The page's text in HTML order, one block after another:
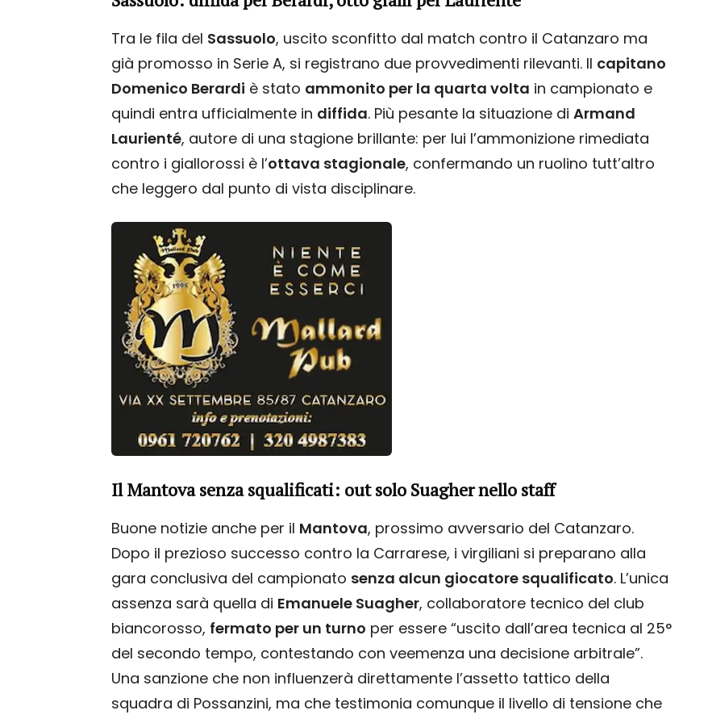
Tra le fila del Sassuolo, uscito sconfitto dal match contro il Catanzaro ma
già promosso in Serie A, si registrano due provvedimenti rilevanti. Il capitano
Domenico Berardi è stato ammonito per la quarta volta in campionato e
quindi entra ufficialmente in diffida. Più pesante la situazione di Armand
Laurienté, autore di una stagione brillante: per lui l’ammonizione rimediata
contro i giallorossi è l’ottava stagionale, confermando un ruolino tutt’altro
che leggero dal punto di vista disciplinare.
Il Mantova senza squalificati: out solo Suagher nello staff
Buone notizie anche per il Mantova, prossimo avversario del Catanzaro.
Dopo il prezioso successo contro la Carrarese, i virgiliani si preparano alla
gara conclusiva del campionato senza alcun giocatore squalificato. L’unica
assenza sarà quella di Emanuele Suagher, collaboratore tecnico del club
biancorosso, fermato per un turno per essere “uscito dall’area tecnica al 25°
del secondo tempo, contestando con veemenza una decisione arbitrale”.
Una sanzione che non influenzerà direttamente l’assetto tattico della
squadra di Possanzini, ma che testimonia comunque il livello di tensione che